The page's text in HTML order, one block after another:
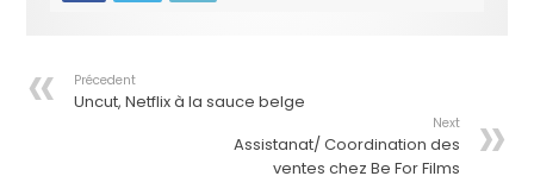
Précedent
Uncut, Netflix à la sauce belge
Next
Assistanat/ Coordination des
ventes chez Be For Films